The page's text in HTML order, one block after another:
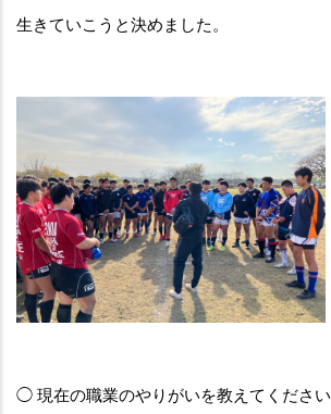
生きていこうと決めました。
◯ 現在の職業のやりがいを教えてください